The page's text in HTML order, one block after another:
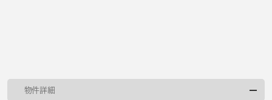
物件詳細